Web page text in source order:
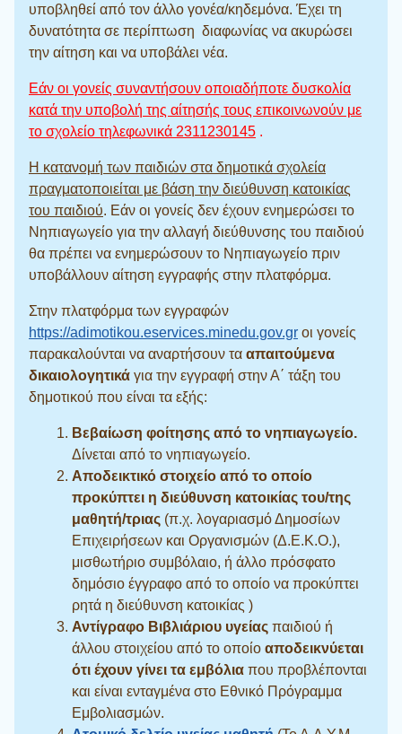
υποβληθεί από τον άλλο γονέα/κηδεμόνα. Έχει τη
δυνατότητα σε περίπτωση διαφωνίας να ακυρώσει
την αίτηση και να υποβάλει νέα.
Εάν οι γονείς συναντήσουν οποιαδήποτε δυσκολία
κατά την υποβολή της αίτησής τους επικοινωνούν με
το σχολείο τηλεφωνικά 2311230145 .
Η κατανομή των παιδιών στα δημοτικά σχολεία
πραγματοποιείται με βάση την διεύθυνση κατοικίας
του παιδιού. Εάν οι γονείς δεν έχουν ενημερώσει το
Νηπιαγωγείο για την αλλαγή διεύθυνσης του παιδιού
θα πρέπει να ενημερώσουν το Νηπιαγωγείο πριν
υποβάλλουν αίτηση εγγραφής στην πλατφόρμα.
Στην πλατφόρμα των εγγραφών
https://adimotikou.eservices.minedu.gov.gr οι γονείς
παρακαλούνται να αναρτήσουν τα απαιτούμενα
δικαιολογητικά για την εγγραφή στην Α΄ τάξη του
δημοτικού που είναι τα εξής:
Βεβαίωση φοίτησης από το νηπιαγωγείο.
Δίνεται από το νηπιαγωγείο.
Αποδεικτικό στοιχείο από το οποίο
προκύπτει η διεύθυνση κατοικίας του/της
μαθητή/τριας (π.χ. λογαριασμό Δημοσίων
Επιχειρήσεων και Οργανισμών (Δ.Ε.Κ.Ο.),
μισθωτήριο συμβόλαιο, ή άλλο πρόσφατο
δημόσιο έγγραφο από το οποίο να προκύπτει
ρητά η διεύθυνση κατοικίας )
Αντίγραφο Βιβλιάριου υγείας παιδιού ή
άλλου στοιχείου από το οποίο αποδεικνύεται
ότι έχουν γίνει τα εμβόλια που προβλέπονται
και είναι ενταγμένα στο Εθνικό Πρόγραμμα
Εμβολιασμών.